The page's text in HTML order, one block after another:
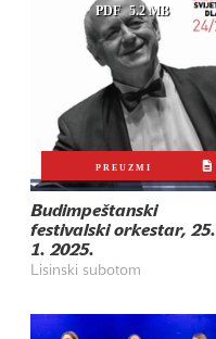
PDF 5.2 MB
PREUZMI
Budimpeštanski
festivalski orkestar, 25.
1. 2025.
Lisinski subotom